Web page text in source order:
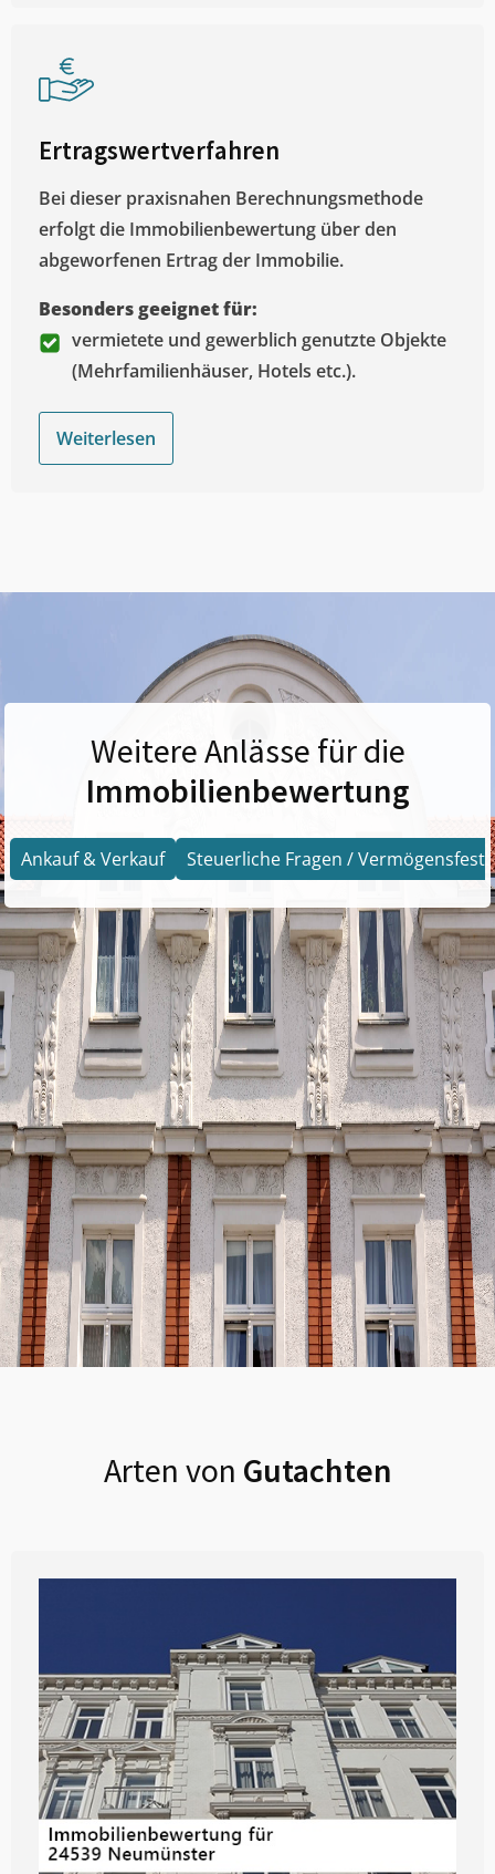
Ertragswertverfahren
Bei dieser praxisnahen Berechnungsmethode
erfolgt die Immobilienbewertung über den
abgeworfenen Ertrag der Immobilie.
Besonders geeignet für:
vermietete und gewerblich genutzte Objekte
(Mehrfamilienhäuser, Hotels etc.).
Weiterlesen
Weitere Anlässe für die
Immobilienbewertung
Ankauf & Verkauf Steuerliche Fragen /
Arten von Gutachten